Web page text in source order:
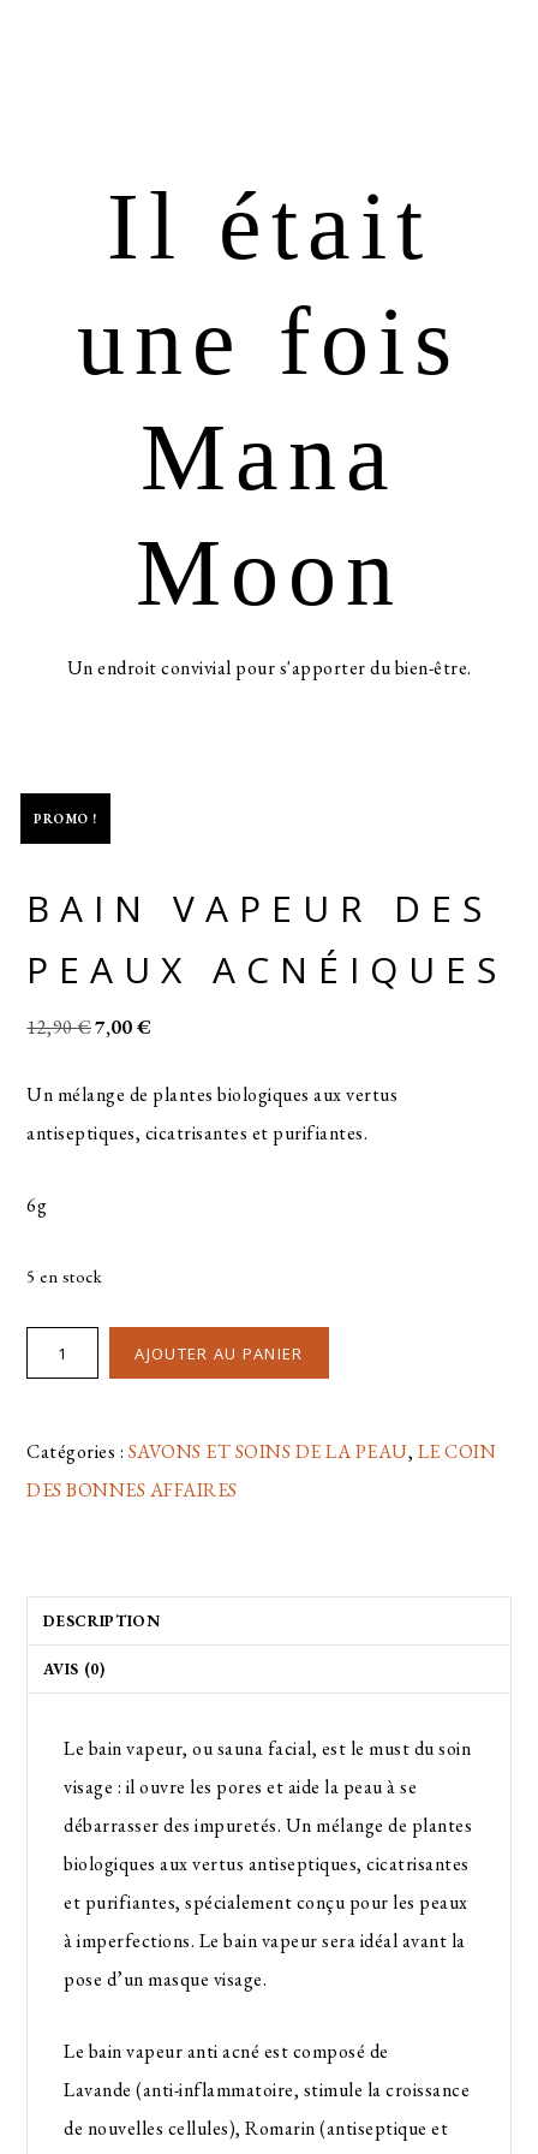
Il était
une fois
Mana
Moon
Un endroit convivial pour s'apporter du bien-être.
PROMO !
BAIN VAPEUR DES
PEAUX ACNÉIQUES
12,90€7,00€
Un mélange de plantes biologiques aux vertus
antiseptiques, cicatrisantes et purifiantes.
6g
5 en stock
AJOUTER AU PANIER
Catégories : SAVONS ET SOINS DE LA PEAU, LE COIN
DES BONNES AFFAIRES
DESCRIPTION
AVIS (0)
Le bain vapeur, ou sauna facial, est le must du soin
visage : il ouvre les pores et aide la peau à se
débarrasser des impuretés. Un mélange de plantes
biologiques aux vertus antiseptiques, cicatrisantes
et purifiantes, spécialement conçu pour les peaux
à imperfections. Le bain vapeur sera idéal avant la
pose d’un masque visage.
Le bain vapeur anti acné est composé de
Lavande (anti-inflammatoire, stimule la croissance
de nouvelles cellules), Romarin (antiseptique et